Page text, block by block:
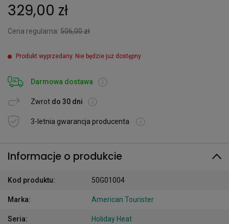
329,00 zł
Cena regularna: 506,00 zł
Produkt wyprzedany. Nie będzie już dostępny
Darmowa dostawa
Zwrot do 30 dni
3-letnia gwarancja producenta
Informacje o produkcie
Kod produktu: 50G01004
Marka: American Tourister
Seria: Holiday Heat